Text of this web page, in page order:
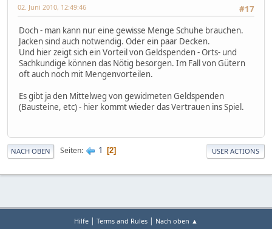
#17
02. Juni 2010, 12:49:46
Doch - man kann nur eine gewisse Menge Schuhe brauchen.
Jacken sind auch notwendig. Oder ein paar Decken.
Und hier zeigt sich ein Vorteil von Geldspenden - Orts- und
Sachkundige können das Nötig besorgen. Im Fall von Gütern
oft auch noch mit Mengenvorteilen.
Es gibt ja den Mittelweg von gewidmeten Geldspenden
(Bausteine, etc) - hier kommt wieder das Vertrauen ins Spiel.
NACH OBEN Seiten 1 2 USER ACTIONS
Hilfe | Terms and Rules | Nach oben ▲